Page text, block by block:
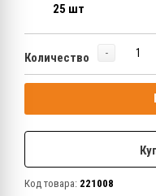
25 шт
Количество -
Код товара: 221008